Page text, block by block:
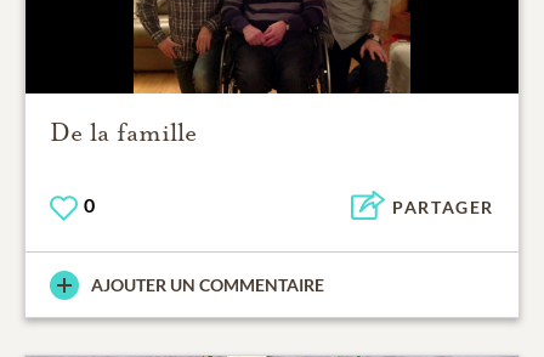
De la famille
0 PARTAGER
AJOUTER UN COMMENTAIRE